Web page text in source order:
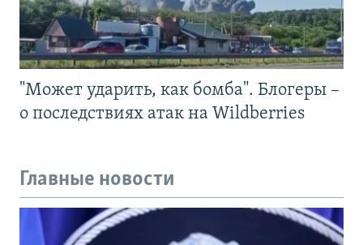
"Может ударить, как бомба". Блогеры –
о последствиях атак на Wildberries
Главные новости